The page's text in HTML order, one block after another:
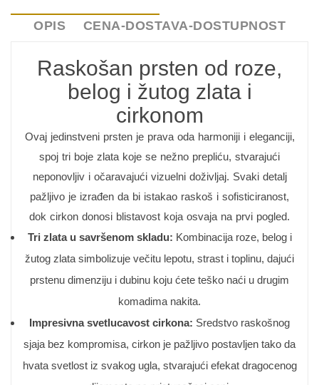
OPIS CENA-DOSTAVA-DOSTUPNOST
Raskošan prsten od roze,
belog i žutog zlata i
cirkonom
Ovaj jedinstveni prsten je prava oda harmoniji i eleganciji,
spoj tri boje zlata koje se nežno prepliću, stvarajući
neponovljiv i očaravajući vizuelni doživljaj. Svaki detalj
pažljivo je izrađen da bi istakao raskoš i sofisticiranost,
dok cirkon donosi blistavost koja osvaja na prvi pogled.
Tri zlata u savršenom skladu: Kombinacija roze, belog i
žutog zlata simbolizuje večitu lepotu, strast i toplinu, dajući
prstenu dimenziju i dubinu koju ćete teško naći u drugim
komadima nakita.
Impresivna svetlucavost cirkona: Sredstvo raskošnog
sjaja bez kompromisa, cirkon je pažljivo postavljen tako da
hvata svetlost iz svakog ugla, stvarajući efekat dragocenog